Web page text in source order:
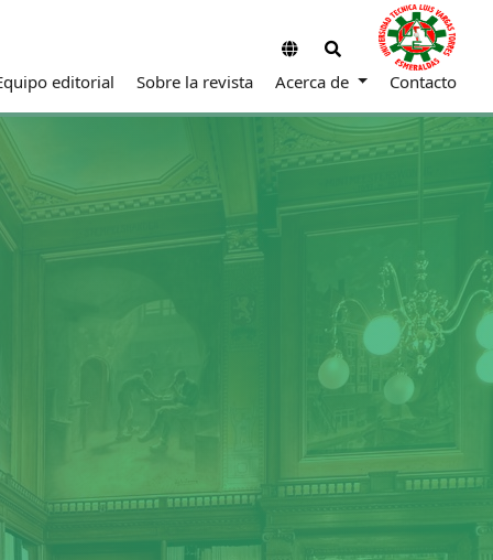
editorial Sobre la revista Acerca de Contacto